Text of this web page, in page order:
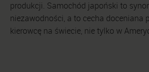
produkcji. Samochód japoński to
niezawodności, a to cecha doceniana
kierowcę na świecie, nie tylko w